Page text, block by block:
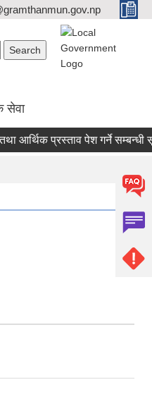
सेवा
प्रस्ताव पेश गर्ने सम्बन्धी सूचना